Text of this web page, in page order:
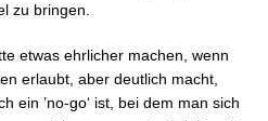
zu bringen.
etwas ehrlicher machen, wenn
erlaubt, aber deutlich macht,
ein ’no-go‘ ist, bei dem man sich